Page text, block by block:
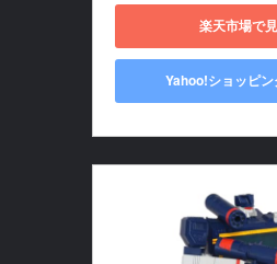
楽天市場で
Yahoo!ショッピン